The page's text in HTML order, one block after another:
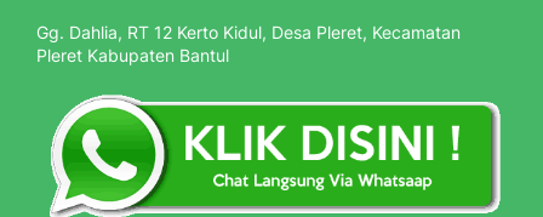
Gg. Dahlia, RT 12 Kerto Kidul, Desa Pleret, Kecamatan
Pleret Kabupaten Bantul